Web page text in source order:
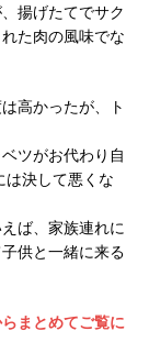
揚げたてでサク
た肉の風味でな
高かったが、ト
ツがお代わり自
は決して悪くな
ば、家族連れに
供と一緒に来る
まとめてご覧に